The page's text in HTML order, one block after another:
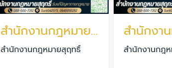
สำนักงานกฎหมาย รีวิวดี ราคาคุณภาพ
สำนักงานกฎหมายสุฤทธิ์ สำนักงานกฎ